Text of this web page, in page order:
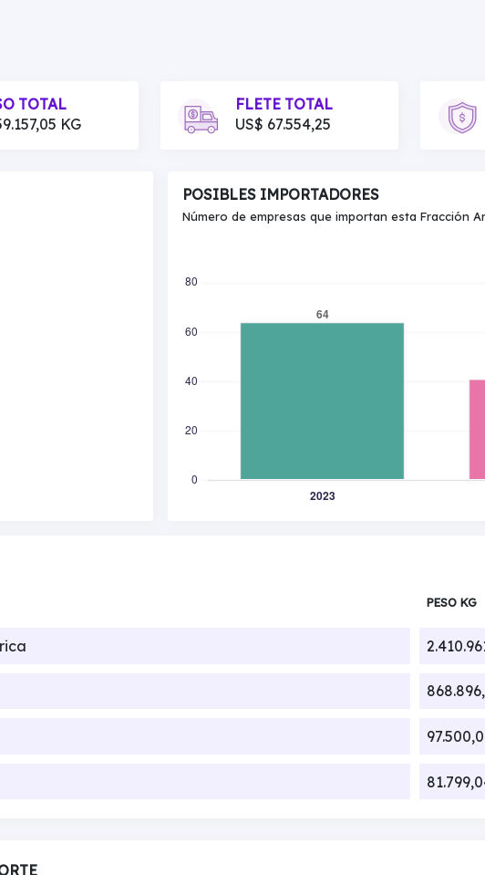
TOTAL
KG
FLETE TOTAL
US$ 67.554,25
POSIBLES IMPORTADORES
Número de empresas que importan esta Fracción
PESO KG